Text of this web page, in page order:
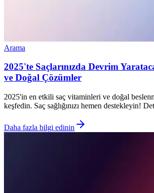
Arama
2025'te Saçlarınızda Devrim
ve Doğal Çözümler
2025'in en etkili saç vitaminleri ve doğal
keşfedin. Saç sağlığınızı hemen destekleyin!
Daha fazla bilgi edinin